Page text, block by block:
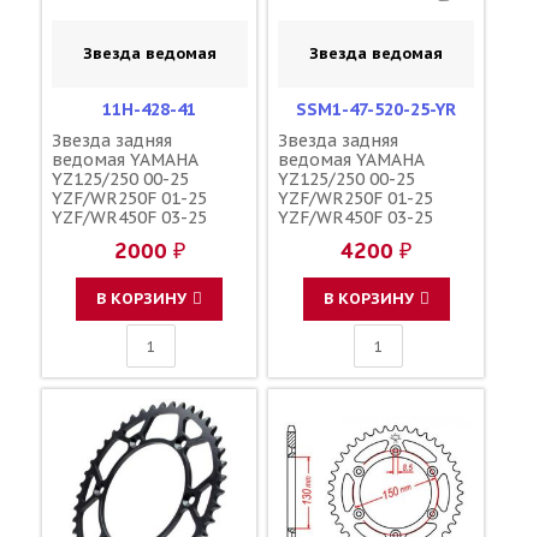
Звезда ведомая
11H-428-41
Звезда задняя
ведомая YAMAHA
YZ125/250 00-25
YZF/WR250F 01-25
YZF/WR450F 03-25
зубов 41 / MXT 1-3592-
41 JTR251 150U-520-41
2000 ₽
В КОРЗИНУ
Звезда ведомая
SSM1-47-520-25-YR
Звезда задняя
ведомая YAMAHA
YZ125/250 00-25
YZF/WR250F 01-25
YZF/WR450F 03-25
зубов 47 / MRP JTR251
1-3592-47
4200 ₽
В КОРЗИНУ